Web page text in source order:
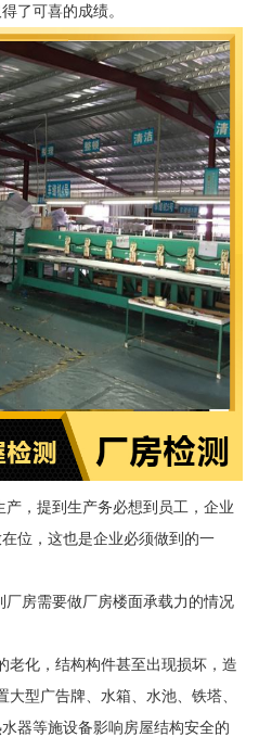
了可喜的成绩。
，提到生产务必想到员工，企业
位，这也是企业必须做到的一
厂房需要做厂房楼面承载力的情况
老化，结构构件甚至出现损坏，造
型广告牌、水箱、水池、铁塔、
器等施设备影响房屋结构安全的